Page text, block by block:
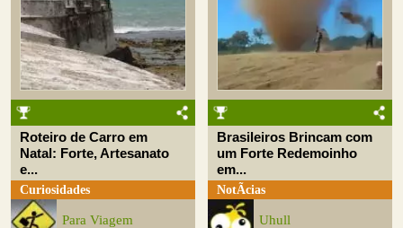
Roteiro de Carro em
Natal: Forte, Artesanato
e...
Curiosidades
Para Viagem
Brasileiros Brincam com
um Forte Redemoinho
em...
NotÃ­cias
Uhull